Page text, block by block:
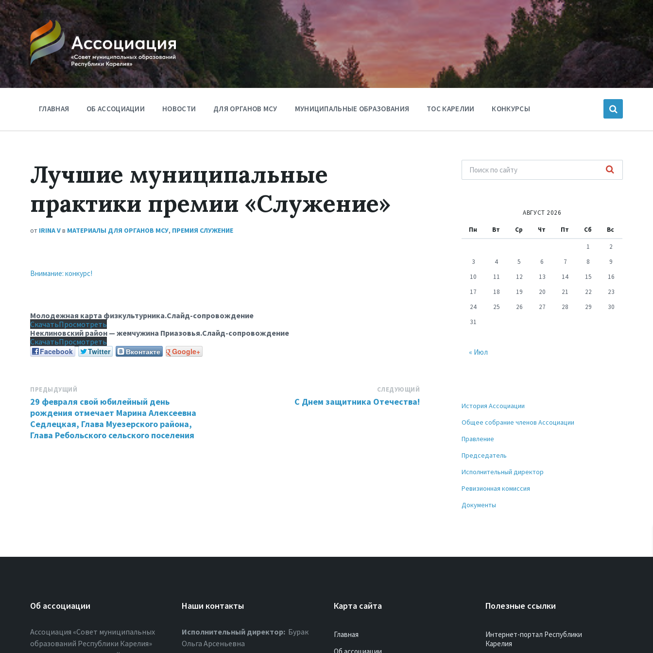
ГЛАВНАЯ ОБ АССОЦИАЦИИ НОВОСТИ ДЛЯ ОРГАНОВ МСУ МУНИЦИПАЛЬНЫЕ ОБРАЗОВАНИЯ ТОС КАРЕЛИИ КОНКУРСЫ
Лучшие муниципальные
практики премии «Служение»
от IRINA Vв МАТЕРИАЛЫ ДЛЯ ОРГАНОВ МСУ, ПРЕМИЯ СЛУЖЕНИЕ
Внимание: конкурс!
Молодежная карта физкультурника.Слайд-сопровождение
СкачатьПросмотреть
Неклиновский район — жемчужина Приазовья.Слайд-сопровождение
СкачатьПросмотреть
Facebook
Twitter Вконтакте Google+
ПРЕДЫДУЩИЙ
29 февраля свой юбилейный день
рождения отмечает Марина Алексеевна
Седлецкая, Глава Муезерского района,
Глава Ребольского сельского поселения
СЛЕДУЮЩИЙ
С Днем защитника Отечества!
АВГУСТ 2026
Пн Вт Ср Чт Пт Сб Вс
1
2
3
4 5 6 7 8
9
10
11 12 13 14 15
16
17
18 19 20 21 22
23
24
25 26 27 28 29
30
31
« Июл
История Ассоциации
Общее собрание членов Ассоциации
Правление
Председатель
Исполнительный директор
Ревизионная комиссия
Документы
Об ассоциации
Ассоциация «Совет муниципальных
образований Республики Карелия»
Наши контакты
Исполнительный директор: Бурак
Ольга Арсеньевна
Карта сайта
Главная
Полезные ссылки
Интернет-портал Республики
Карелия